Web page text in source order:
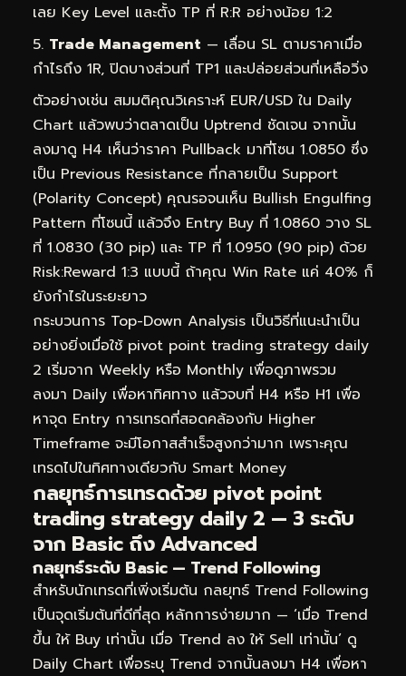
เลย Key Level และตั้ง TP ที่ R:R อย่างน้อย 1:2
Trade Management — เลื่อน SL ตามราคาเมื่อ
กำไรถึง 1R, ปิดบางส่วนที่ TP1 และปล่อยส่วนที่เหลือวิ่ง
ตัวอย่างเช่น สมมติคุณวิเคราะห์ EUR/USD ใน Daily
Chart แล้วพบว่าตลาดเป็น Uptrend ชัดเจน จากนั้น
ลงมาดู H4 เห็นว่าราคา Pullback มาที่โซน 1.0850 ซึ่ง
เป็น Previous Resistance ที่กลายเป็น Support
(Polarity Concept) คุณรอจนเห็น Bullish Engulfing
Pattern ที่โซนนี้ แล้วจึง Entry Buy ที่ 1.0860 วาง SL
ที่ 1.0830 (30 pip) และ TP ที่ 1.0950 (90 pip) ด้วย
Risk:Reward 1:3 แบบนี้ ถ้าคุณ Win Rate แค่ 40% ก็
ยังกำไรในระยะยาว
กระบวนการ Top-Down Analysis เป็นวิธีที่แนะนำเป็น
อย่างยิ่งเมื่อใช้ pivot point trading strategy daily
2 เริ่มจาก Weekly หรือ Monthly เพื่อดูภาพรวม
ลงมา Daily เพื่อหาทิศทาง แล้วจบที่ H4 หรือ H1 เพื่อ
หาจุด Entry การเทรดที่สอดคล้องกับ Higher
Timeframe จะมีโอกาสสำเร็จสูงกว่ามาก เพราะคุณ
เทรดไปในทิศทางเดียวกับ Smart Money
กลยุทธ์การเทรดด้วย pivot point
trading strategy daily 2 — 3 ระดับ
จาก Basic ถึง Advanced
กลยุทธ์ระดับ Basic — Trend Following
สำหรับนักเทรดที่เพิ่งเริ่มต้น กลยุทธ์ Trend Following
เป็นจุดเริ่มต้นที่ดีที่สุด หลักการง่ายมาก — ‘เมื่อ Trend
ขึ้น ให้ Buy เท่านั้น เมื่อ Trend ลง ให้ Sell เท่านั้น’ ดู
Daily Chart เพื่อระบุ Trend จากนั้นลงมา H4 เพื่อหา